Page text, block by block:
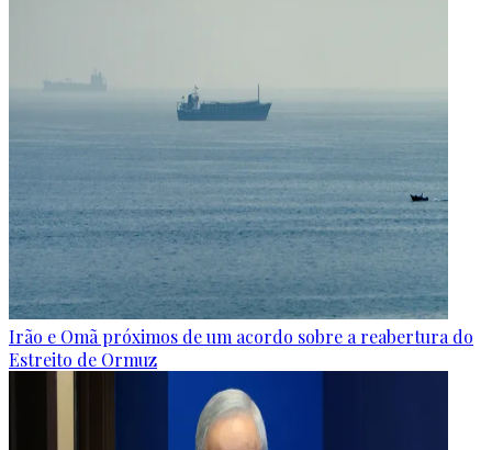
Irão e Omã próximos de um acordo sobre a reabertura do
Estreito de Ormuz